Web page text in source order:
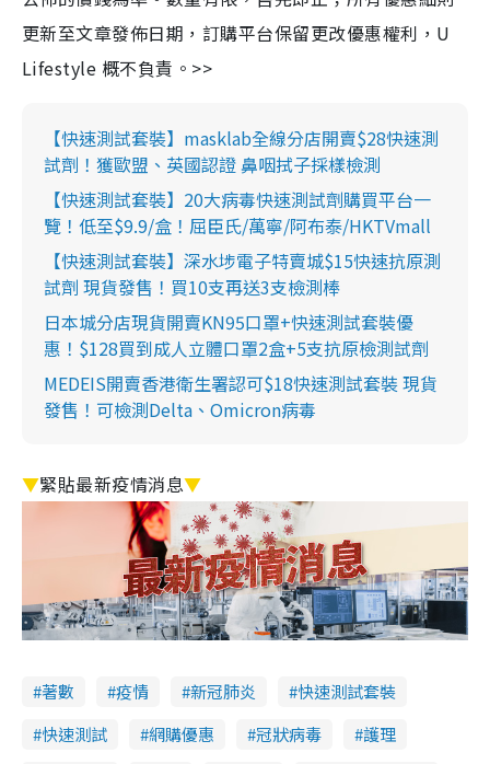
更新至文章發佈日期，訂購平台保留更改優惠權利，U
Lifestyle 概不負責。>>
【快速測試套裝】masklab全線分店開賣$28快速測
試劑！獲歐盟、英國認證 鼻咽拭子採樣檢測
【快速測試套裝】20大病毒快速測試劑購買平台一
覽！低至$9.9/盒！屈臣氏/萬寧/阿布泰/HKTVmall
【快速測試套裝】深水埗電子特賣城$15快速抗原測
試劑 現貨發售！買10支再送3支檢測棒
日本城分店現貨開賣KN95口罩+快速測試套裝優
惠！$128買到成人立體口罩2盒+5支抗原檢測試劑
MEDEIS開賣香港衛生署認可$18快速測試套裝 現貨
發售！可檢測Delta、Omicron病毒
▼緊貼最新疫情消息▼
著數 疫情 新冠肺炎
快速測試套裝
快速測試
網購優惠 冠狀病毒
護理